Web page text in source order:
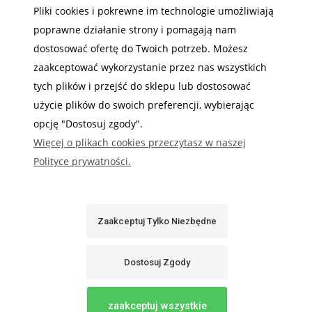
MOJE KONTO
INFORMACJE
Gdzie nas możesz znaleźć
Sabaj System
Sklep internetowy Shoper.pl
Pliki cookies i pokrewne im technologie umożliwiają
poprawne działanie strony i pomagają nam
dostosować ofertę do Twoich potrzeb. Możesz
zaakceptować wykorzystanie przez nas wszystkich
tych plików i przejść do sklepu lub dostosować
użycie plików do swoich preferencji, wybierając
opcję "Dostosuj zgody".
Więcej o plikach cookies przeczytasz w naszej
Polityce prywatności.
Zaakceptuj Tylko Niezbędne
Dostosuj Zgody
zaakceptuj wszystkie